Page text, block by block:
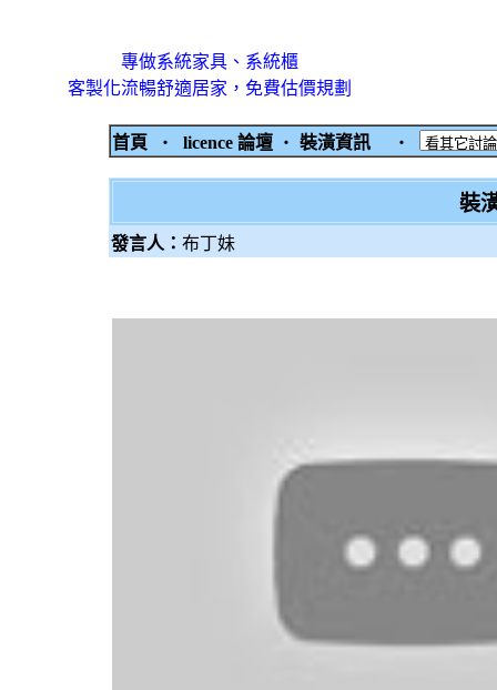
專做系統家具、系統櫃
客製化流暢舒適居家，免費估價規劃
首頁 ‧ licence 論壇 ‧ 裝潢資訊 ‧
裝
發言人： 布丁妹